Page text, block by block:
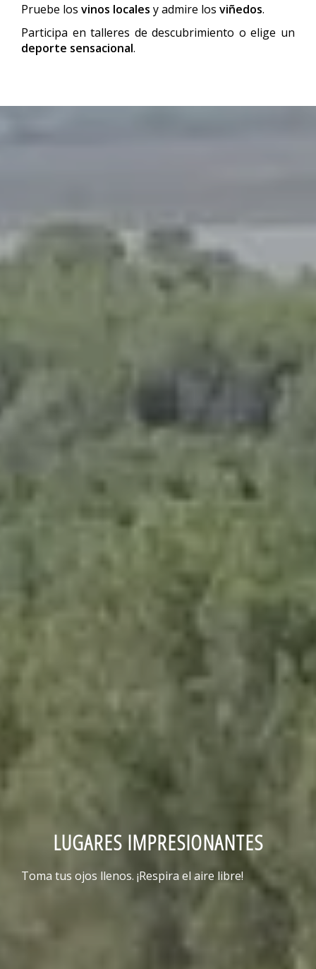
Pruebe los vinos locales y admire los viñedos.
Participa en talleres de descubrimiento o elige un
deporte sensacional.
LUGARES IMPRESIONANTES
Toma tus ojos llenos. ¡Respira el aire libre!